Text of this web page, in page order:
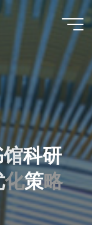
馆科研
化策略